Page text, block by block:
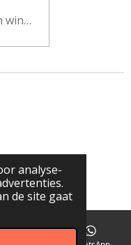
analyse-
de site gaat
winkelwagen